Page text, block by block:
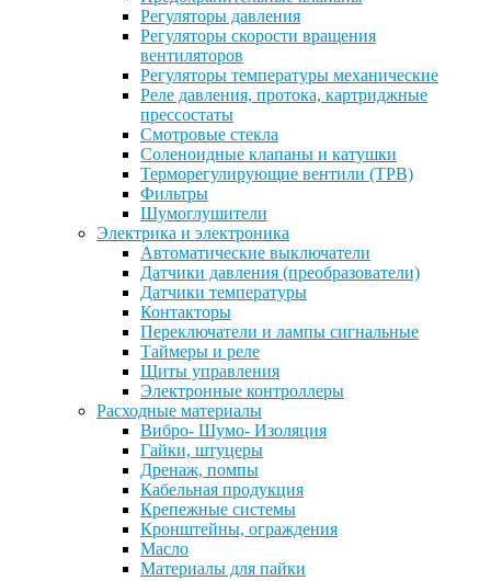
Регуляторы давления
Регуляторы скорости вращения
вентиляторов
Регуляторы температуры механические
Реле давления, протока, картриджные
прессостаты
Смотровые стекла
Соленоидные клапаны и катушки
Терморегулирующие вентили (ТРВ)
Фильтры
Шумоглушители
Электрика и электроника
Автоматические выключатели
Датчики давления (преобразователи)
Датчики температуры
Контакторы
Переключатели и лампы сигнальные
Таймеры и реле
Щиты управления
Электронные контроллеры
Расходные материалы
Вибро- Шумо- Изоляция
Гайки, штуцеры
Дренаж, помпы
Кабельная продукция
Крепежные системы
Кронштейны, ограждения
Масло
Материалы для пайки